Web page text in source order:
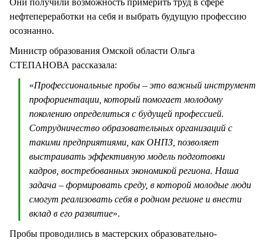
нефтепереработки на себя и выбрать будущую профессию
осознанно.
Министр образования Омской области Ольга
СТЕПАНОВА рассказала:
«Профессиональные пробы – это важный инструмент
профориентации, который помогает молодому
поколению определиться с будущей профессией.
Сотрудничество образовательных организаций с
такими предприятиями, как ОНПЗ, позволяет
выстраивать эффективную модель подготовки
кадров, востребованных экономикой региона. Наша
задача – формировать среду, в которой молодые люди
смогут реализовать себя в родном регионе и внести
вклад в его развитие».
Пробы проводились в мастерских образовательно-